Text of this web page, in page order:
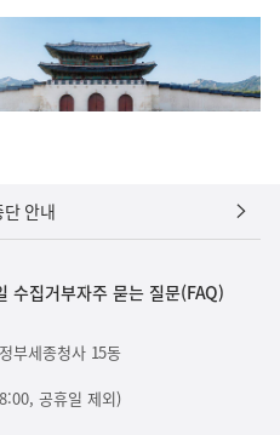
안내
수집거부자주 묻는 질문(FAQ)
부세종청사 15동
공휴일 제외)